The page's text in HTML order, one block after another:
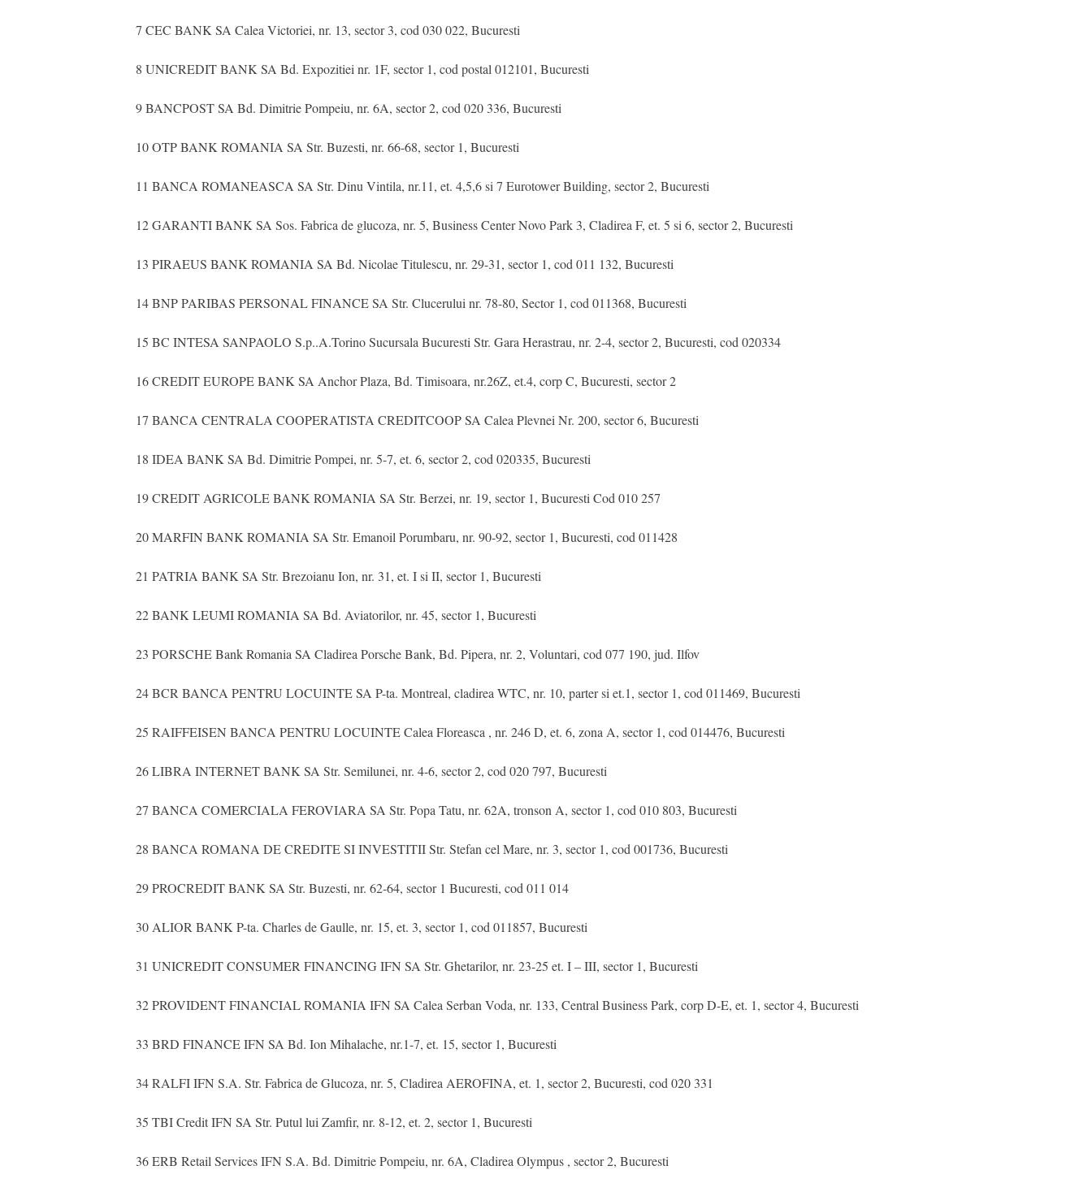
7 CEC BANK SA Calea Victoriei, nr. 13, sector 3, cod 030 022, Bucuresti
8 UNICREDIT BANK SA Bd. Expozitiei nr. 1F, sector 1, cod postal 012101, Bucuresti
9 BANCPOST SA Bd. Dimitrie Pompeiu, nr. 6A, sector 2, cod 020 336, Bucuresti
10 OTP BANK ROMANIA SA Str. Buzesti, nr. 66-68, sector 1, Bucuresti
11 BANCA ROMANEASCA SA Str. Dinu Vintila, nr.11, et. 4,5,6 si 7 Eurotower Building, sector 2, Bucuresti
12 GARANTI BANK SA Sos. Fabrica de glucoza, nr. 5, Business Center Novo Park 3, Cladirea F, et. 5 si 6, sector 2, Bucuresti
13 PIRAEUS BANK ROMANIA SA Bd. Nicolae Titulescu, nr. 29-31, sector 1, cod 011 132, Bucuresti
14 BNP PARIBAS PERSONAL FINANCE SA Str. Clucerului nr. 78-80, Sector 1, cod 011368, Bucuresti
15 BC INTESA SANPAOLO S.p..A.Torino Sucursala Bucuresti Str. Gara Herastrau, nr. 2-4, sector 2, Bucuresti, cod 020334
16 CREDIT EUROPE BANK SA Anchor Plaza, Bd. Timisoara, nr.26Z, et.4, corp C, Bucuresti, sector 2
17 BANCA CENTRALA COOPERATISTA CREDITCOOP SA Calea Plevnei Nr. 200, sector 6, Bucuresti
18 IDEA BANK SA Bd. Dimitrie Pompei, nr. 5-7, et. 6, sector 2, cod 020335, Bucuresti
19 CREDIT AGRICOLE BANK ROMANIA SA Str. Berzei, nr. 19, sector 1, Bucuresti Cod 010 257
20 MARFIN BANK ROMANIA SA Str. Emanoil Porumbaru, nr. 90-92, sector 1, Bucuresti, cod 011428
21 PATRIA BANK SA Str. Brezoianu Ion, nr. 31, et. I si II, sector 1, Bucuresti
22 BANK LEUMI ROMANIA SA Bd. Aviatorilor, nr. 45, sector 1, Bucuresti
23 PORSCHE Bank Romania SA Cladirea Porsche Bank, Bd. Pipera, nr. 2, Voluntari, cod 077 190, jud. Ilfov
24 BCR BANCA PENTRU LOCUINTE SA P-ta. Montreal, cladirea WTC, nr. 10, parter si et.1, sector 1, cod 011469, Bucuresti
25 RAIFFEISEN BANCA PENTRU LOCUINTE Calea Floreasca , nr. 246 D, et. 6, zona A, sector 1, cod 014476, Bucuresti
26 LIBRA INTERNET BANK SA Str. Semilunei, nr. 4-6, sector 2, cod 020 797, Bucuresti
27 BANCA COMERCIALA FEROVIARA SA Str. Popa Tatu, nr. 62A, tronson A, sector 1, cod 010 803, Bucuresti
28 BANCA ROMANA DE CREDITE SI INVESTITII Str. Stefan cel Mare, nr. 3, sector 1, cod 001736, Bucuresti
29 PROCREDIT BANK SA Str. Buzesti, nr. 62-64, sector 1 Bucuresti, cod 011 014
30 ALIOR BANK P-ta. Charles de Gaulle, nr. 15, et. 3, sector 1, cod 011857, Bucuresti
31 UNICREDIT CONSUMER FINANCING IFN SA Str. Ghetarilor, nr. 23-25 et. I – III, sector 1, Bucuresti
32 PROVIDENT FINANCIAL ROMANIA IFN SA Calea Serban Voda, nr. 133, Central Business Park, corp D-E, et. 1, sector 4, Bucuresti
33 BRD FINANCE IFN SA Bd. Ion Mihalache, nr.1-7, et. 15, sector 1, Bucuresti
34 RALFI IFN S.A. Str. Fabrica de Glucoza, nr. 5, Cladirea AEROFINA, et. 1, sector 2, Bucuresti, cod 020 331
35 TBI Credit IFN SA Str. Putul lui Zamfir, nr. 8-12, et. 2, sector 1, Bucuresti
36 ERB Retail Services IFN S.A. Bd. Dimitrie Pompeiu, nr. 6A, Cladirea Olympus , sector 2, Bucuresti